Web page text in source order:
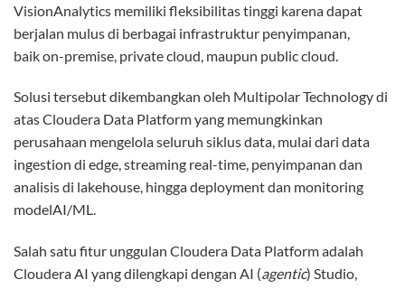
VisionAnalytics memiliki fleksibilitas tinggi karena dapat
berjalan mulus di berbagai infrastruktur penyimpanan,
baikon-premise private cloud , maupun public cloud
Solusi tersebut dikembangkan oleh Multipolar Technology di
atas Cloudera Data Platform yang memungkinkan
perusahaan mengelola seluruh siklus data, mulai dari data
ingestion di edge,streaming real-time, penyimpanan dan
analisis di lakehouse, hinggadeploymentdan monitoring
modelAI/ML.
Salah satu fitur unggulan Cloudera Data Platform adalah
Cloudera AI yang dilengkapi dengan AI (agentic) Studio,